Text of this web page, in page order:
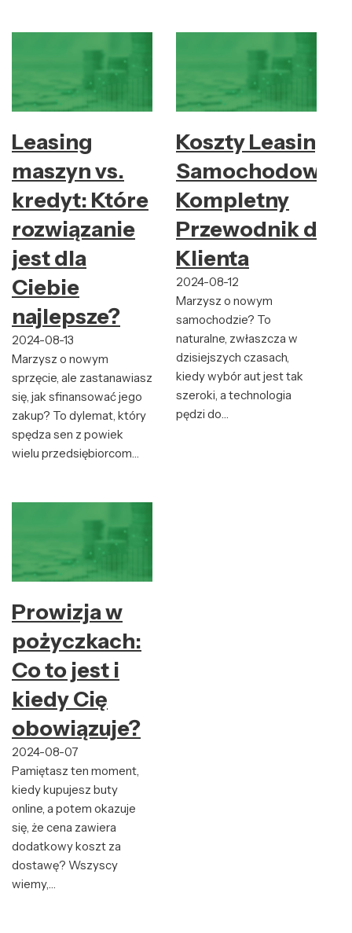
Leasing
maszyn vs.
kredyt: Które
rozwiązanie
jest dla
Ciebie
najlepsze?
2024-08-13
Marzysz o nowym
sprzęcie, ale zastanawiasz
się, jak sfinansować jego
zakup? To dylemat, który
spędza sen z powiek
wielu przedsiębiorcom…
Koszty Leasingu
Kompletny
Przewodnik dla
Klienta
2024-08-12
Marzysz o nowym
samochodzie? To
naturalne, zwłaszcza w
dzisiejszych czasach,
kiedy wybór aut jest tak
szeroki, a technologia
pędzi do…
Prowizja w
pożyczkach:
Co to jest i
kiedy Cię
obowiązuje?
2024-08-07
Pamiętasz ten moment,
kiedy kupujesz buty
online, a potem okazuje
się, że cena zawiera
dodatkowy koszt za
dostawę? Wszyscy
wiemy,…